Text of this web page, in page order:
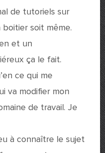
de tutoriels sur
soit même.
et un
ça le fait.
ce qui me
va modifier mon
de travail. Je
à connaître le sujet